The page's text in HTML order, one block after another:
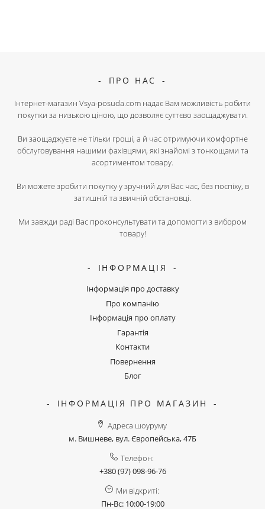
ПРО НАС
Інтернет-магазин Vsya-posuda.com надає Вам можливість робити
покупки за низькою ціною, що дозволяє суттєво заощаджувати.
Ви заощаджуєте не тільки гроші, а й час отримуючи комфортне
обслуговування нашими фахівцями, які знайомі з тонкощами та
асортиментом товару.
Ви можете зробити покупку у зручний для Вас час, без поспіху, в
затишній та звичній обстановці.
Ми завжди раді Вас проконсультувати та допомогти з вибором
товару!
ІНФОРМАЦІЯ
Інформація про доставку
Про компанію
Інформація про оплату
Гарантія
Контакти
Повернення
Блог
ІНФОРМАЦІЯ ПРО МАГАЗИН
Адреса шоуруму
м. Вишневе, вул. Європейська, 47Б
Телефон:
+380 (97) 098-96-76
Ми відкриті:
Пн-Вс: 10:00-19:00